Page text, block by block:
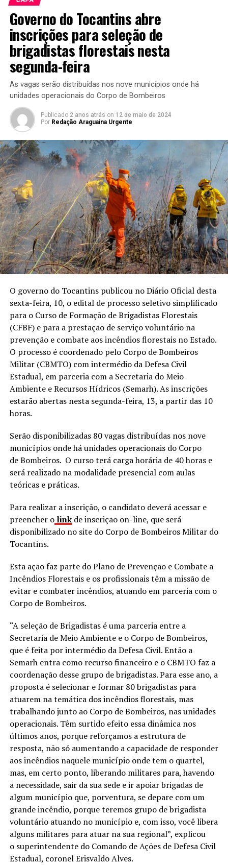
Governo do Tocantins abre
inscrições para seleção de
brigadistas florestais nesta
segunda-feira
As vagas serão distribuídas nos nove municípios onde há
unidades operacionais do Corpo de Bombeiros
Publicado 2 anos atrás on 12 de maio de 2024
Por Redação Araguaina Urgente
O governo do Tocantins publicou no Diário Oficial desta
sexta-feira, 10, o edital de processo seletivo simplificado
para o Curso de Formação de Brigadistas Florestais
(CFBF) e para a prestação de serviço voluntário na
prevenção e combate aos incêndios florestais no Estado.
O processo é coordenado pelo Corpo de Bombeiros
Militar (CBMTO) com intermédio da Defesa Civil
Estadual, em parceria com a Secretaria do Meio
Ambiente e Recursos Hídricos (Semarh). As inscrições
estarão abertas nesta segunda-feira, 13, a partir das 10
horas.
Serão disponibilizadas 80 vagas distribuídas nos nove
municípios onde há unidades operacionais do Corpo
de Bombeiros. O curso terá carga horária de 40 horas e
será realizado na modalidade presencial com aulas
teóricas e práticas.
Para realizar a inscrição, o candidato deverá acessar e
preencher o linkde inscrição on-line, que será
disponibilizado no site do Corpo de Bombeiros Militar do
Tocantins.
Esta ação faz parte do Plano de Prevenção e Combate a
Incêndios Florestais e os profissionais têm a missão de
evitar e combater incêndios, atuando em parceria com o
Corpo de Bombeiros.
“A seleção de Brigadistas é uma parceria entre a
Secretaria de Meio Ambiente e o Corpo de Bombeiros,
que é feita por intermédio da Defesa Civil. Então a
Semarh entra como recurso financeiro e o CBMTO faz a
coordenação desse grupo de brigadistas. Para esse ano, a
proposta é selecionar e formar 80 brigadistas para
atuarem na temática dos incêndios florestais, mas
trabalhando junto ao Corpo de Bombeiros, nas unidades
operacionais. Têm surtido efeito essa dinâmica nos
últimos anos, porque reforçamos a estrutura de
resposta, não só aumentando a capacidade de responder
aos incêndios naquele município onde tem o quartel,
mas, em certo ponto, liberando militares para, havendo
a necessidade, sair da sua sede e ir apoiar brigadas de
algum município que, porventura, se depare com um
grande incêndio, porque teremos grupo de brigadista
voluntário atuando no município e, com isso, você libera
alguns militares para atuar na sua regional”, explicou
o superintendente do Comando de Ações de Defesa Civil
Estadual, coronel Erisvaldo Alves.